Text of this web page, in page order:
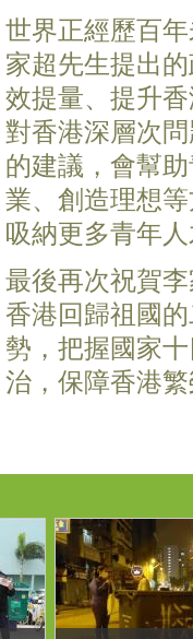
世界正經歷百
家超先生提出
效提量、提升
對香港深層次
的建議，會幫
業、創造理想
吸納更多青年
最後再次祝賀
香港回歸祖國
勢，把握國家
治，保障香港